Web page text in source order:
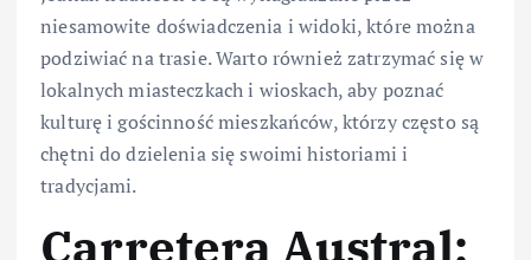
niesamowite doświadczenia i widoki, które można
podziwiać na trasie. Warto również zatrzymać się w
lokalnych miasteczkach i wioskach, aby poznać
kulturę i gościnność mieszkańców, którzy często są
chętni do dzielenia się swoimi historiami i
tradycjami.
Carretera Austral: